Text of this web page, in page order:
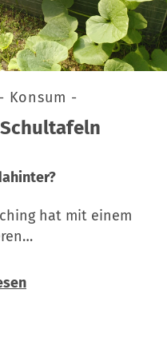
Konsum -
hat mit einem